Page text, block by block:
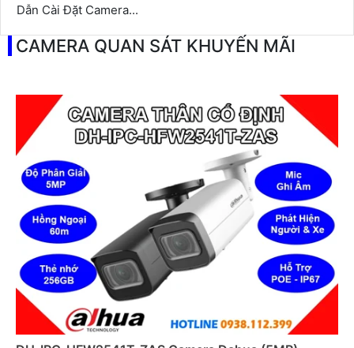
Dẫn Cài Đặt Camera...
CAMERA QUAN SÁT KHUYẾN MÃI